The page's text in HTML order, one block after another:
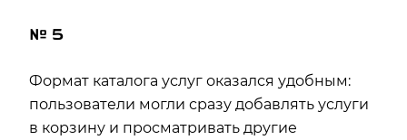
№ 5
Формат каталога услуг оказался удобным:
пользователи могли сразу добавлять услуги
в корзину и просматривать другие